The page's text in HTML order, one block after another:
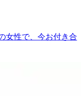
女性で、今お付き合